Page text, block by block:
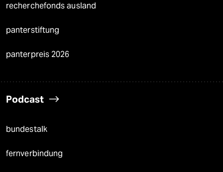
recherchefonds ausland
panterstiftung
panterpreis 2026
Podcast
bundestalk
fernverbindung